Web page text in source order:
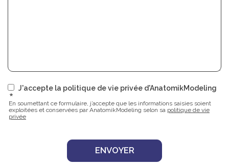
J'accepte la politique de vie privée d'AnatomikModeling
En soumettant ce formulaire, j’accepte que les informations saisies soient
exploitées et conservées par AnatomikModeling selon sa politique de vie
privée